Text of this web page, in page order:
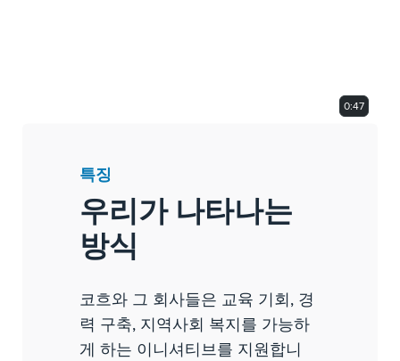
0:47
특징
우리가 나타나는
방식
코흐와 그 회사들은 교육 기회, 경
력 구축, 지역사회 복지를 가능하
게 하는 이니셔티브를 지원합니